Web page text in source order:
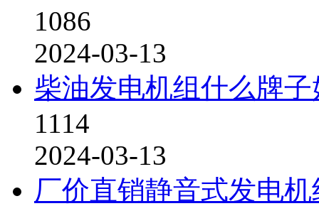
1086
2024-03-13
柴油发电机组什么牌子
1114
2024-03-13
厂价直销静音式发电机